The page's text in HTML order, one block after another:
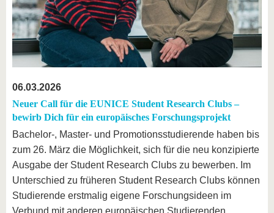
06.03.2026
Neuer Call für die EUNICE Student Research Clubs –
bewirb Dich für ein europäisches Forschungsprojekt
Bachelor-, Master- und Promotionsstudierende haben bis
zum 26. März die Möglichkeit, sich für die neu konzipierte
Ausgabe der Student Research Clubs zu bewerben. Im
Unterschied zu früheren Student Research Clubs können
Studierende erstmalig eigene Forschungsideen im
Verbund mit anderen europäischen Studierenden